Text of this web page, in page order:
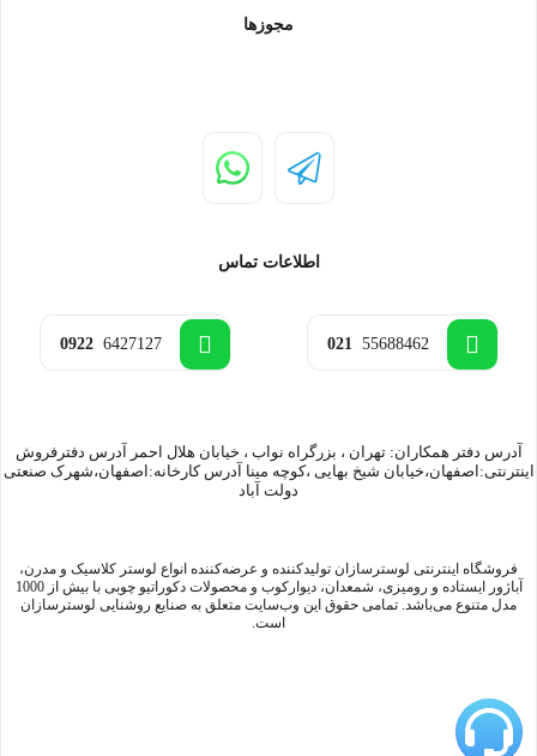
مجوزها
اطلاعات تماس
021 55688462
0922 6427127
آدرس دفتر همکاران: تهران ، بزرگراه نواب ، خیابان هلال احمر آدرس دفترفروش
اینترنتی:اصفهان،خیابان شیخ بهایی ،کوچه مینا آدرس کارخانه:اصفهان،شهرک صنعتی
دولت آباد
فروشگاه اینترنتی لوسترسازان تولیدکننده و عرضه‌کننده انواع لوستر کلاسیک و مدرن،
آباژور ایستاده و رومیزی، شمعدان، دیوارکوب و محصولات دکوراتیو چوبی با بیش از 1000
مدل متنوع می‌باشد. تمامی حقوق این وب‌سایت متعلق به صنایع روشنایی لوسترسازان
است.